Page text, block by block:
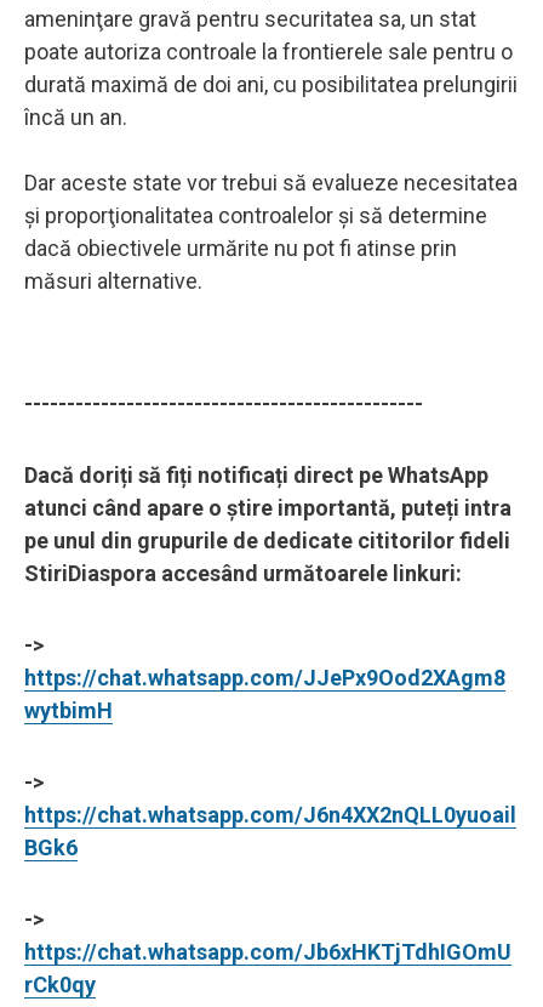
ameninţare gravă pentru securitatea sa, un stat
poate autoriza controale la frontierele sale pentru o
durată maximă de doi ani, cu posibilitatea prelungirii
încă un an.
Dar aceste state vor trebui să evalueze necesitatea
şi proporţionalitatea controalelor şi să determine
dacă obiectivele urmărite nu pot fi atinse prin
măsuri alternative.
-----------------------------------------------
Dacă doriți să fiți notificați direct pe WhatsApp
atunci când apare o știre importantă, puteți intra
pe unul din grupurile de dedicate cititorilor fideli
StiriDiaspora accesând următoarele linkuri:
->
https://chat.whatsapp.com/JJePx9Ood2XAgm8
wytbimH
->
https://chat.whatsapp.com/J6n4XX2nQLL0yuoail
BGk6
->
https://chat.whatsapp.com/Jb6xHKTjTdhIGOmU
rCk0qy